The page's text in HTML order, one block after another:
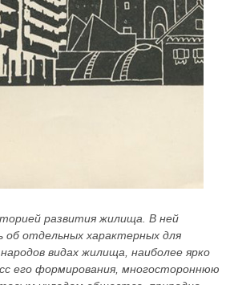
развития жилища. В ней
об отдельных характерных для
видах жилища, наиболее ярко
его формирования, многостороннюю